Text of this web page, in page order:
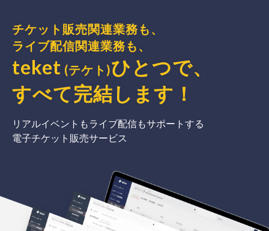
チケット販売関連業務も、
ライブ配信関連業務も、
teket (テケト)ひとつで、
すべて完結 します ！
リアルイベントもライブ配信もサポートする
電子チケット販売サービス